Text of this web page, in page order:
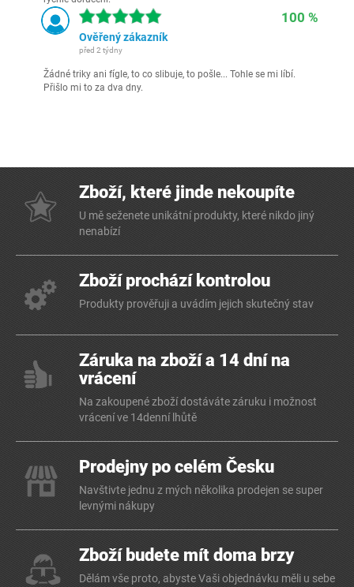
100 %
Ověřený zákazník
před 2 týdny
Žádné triky ani fígle, to co slibuje, to pošle... Tohle se mi líbí.
Přišlo mi to za dva dny.
Zboží, které jinde nekoupíte
U mě seženete unikátní produkty, které nikdo jiný
nenabízí
Zboží prochází kontrolou
Produkty prověřuji a uvádím jejich skutečný stav
Záruka na zboží a 14 dní na
vrácení
Na zakoupené zboží dostáváte záruku i možnost
vrácení ve 14denní lhůtě
Prodejny po celém Česku
Navštivte jednu z mých několika prodejen se super
levnými nákupy
Zboží budete mít doma brzy
Dělám vše proto, abyste Vaši objednávku měli u sebe